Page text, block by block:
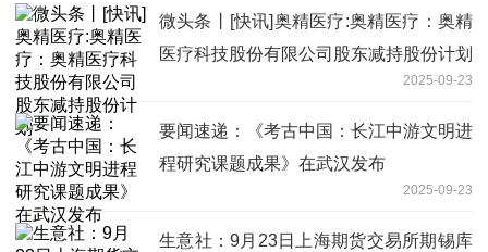
微头条丨[快讯]奥精医疗:奥精医疗：奥精
医疗科技股份有限公司股东减持股份计划
2025-09-23
要闻速递：《考古中国：长江中游文明进
程研究课题成果》在武汉发布
2025-09-23
生意社：9月23日上海期货交易所期锡库